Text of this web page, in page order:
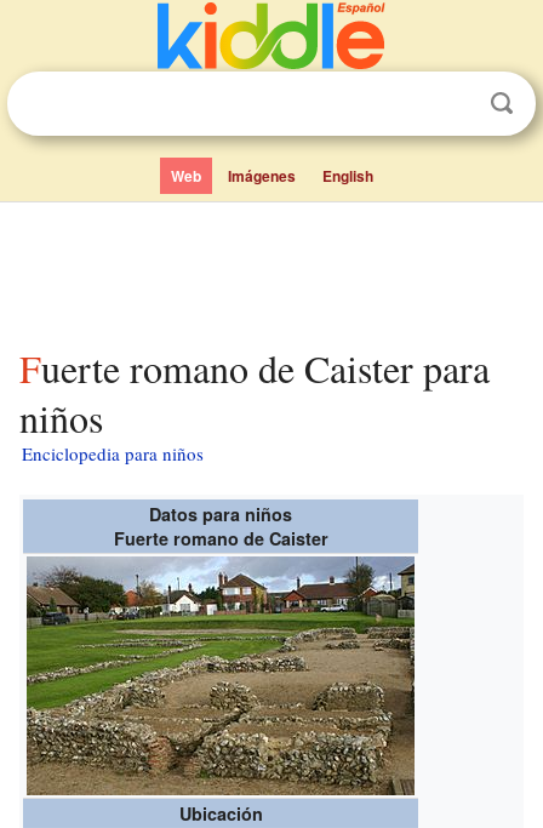
Web Imágenes English
Fuerte romano de Caister para
niños
Enciclopedia para niños
Datos para niños
Fuerte romano de Caister
Ubicación